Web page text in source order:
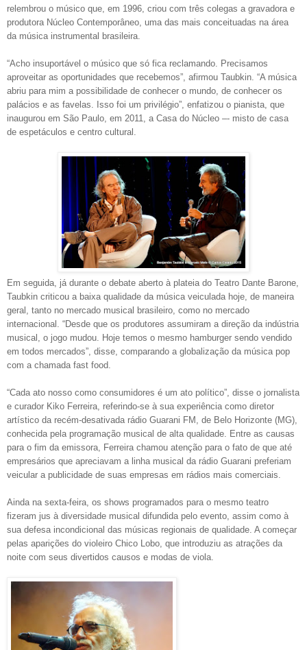
relembrou o músico que, em 1996, criou com três colegas a gravadora e
produtora Núcleo Contemporâneo, uma das mais conceituadas na área
da música instrumental brasileira.
“Acho insuportável o músico que só fica reclamando. Precisamos
aproveitar as oportunidades que recebemos”, afirmou Taubkin. “A música
abriu para mim a possibilidade de conhecer o mundo, de conhecer os
palácios e as favelas. Isso foi um privilégio”, enfatizou o pianista, que
inaugurou em São Paulo, em 2011, a Casa do Núcleo –- misto de casa
de espetáculos e centro cultural.
Em seguida, já durante o debate aberto à plateia do Teatro Dante Barone,
Taubkin criticou a baixa qualidade da música veiculada hoje, de maneira
geral, tanto no mercado musical brasileiro, como no mercado
internacional. “Desde que os produtores assumiram a direção da indústria
musical, o jogo mudou. Hoje temos o mesmo hamburger sendo vendido
em todos mercados”, disse, comparando a globalização da música pop
com a chamada fast food.
“Cada ato nosso como consumidores é um ato político”, disse o jornalista
e curador Kiko Ferreira, referindo-se à sua experiência como diretor
artístico da recém-desativada rádio Guarani FM, de Belo Horizonte (MG),
conhecida pela programação musical de alta qualidade. Entre as causas
para o fim da emissora, Ferreira chamou atenção para o fato de que até
empresários que apreciavam a linha musical da rádio Guarani preferiam
veicular a publicidade de suas empresas em rádios mais comerciais.
Ainda na sexta-feira, os shows programados para o mesmo teatro
fizeram jus à diversidade musical difundida pelo evento, assim como à
sua defesa incondicional das músicas regionais de qualidade. A começar
pelas aparições do violeiro Chico Lobo, que introduziu as atrações da
noite com seus divertidos causos e modas de viola.